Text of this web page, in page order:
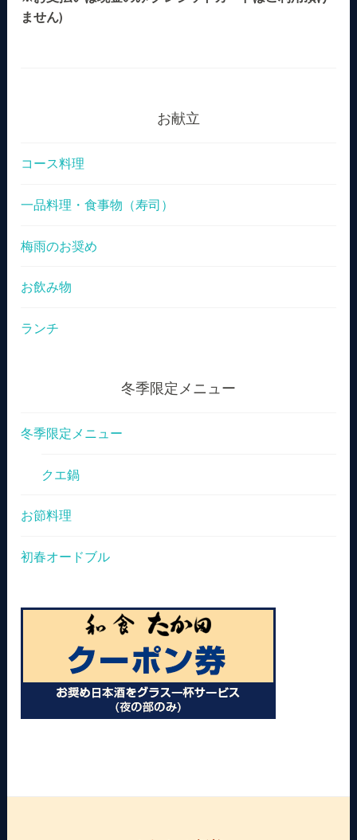
ません)
お献立
コース料理
一品料理・食事物（寿司）
梅雨のお奨め
お飲み物
ランチ
冬季限定メニュー
冬季限定メニュー
クエ鍋
お節料理
初春オードブル